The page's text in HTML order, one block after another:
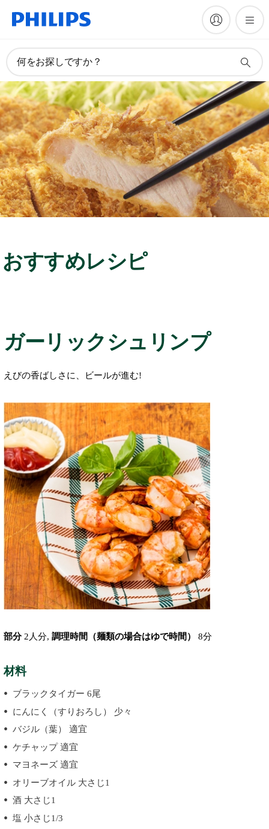
何をお探しですか？
おすすめレシピ
ガーリックシュリンプ
えびの香ばしさに、ビールが進む!
部分 2人分, 調理時間（麺類の場合はゆで時間） 8分
材料
ブラックタイガー 6尾
にんにく（すりおろし） 少々
バジル（葉） 適宜
ケチャップ 適宜
マヨネーズ 適宜
オリーブオイル 大さじ1
酒 大さじ1
塩 小さじ1/3